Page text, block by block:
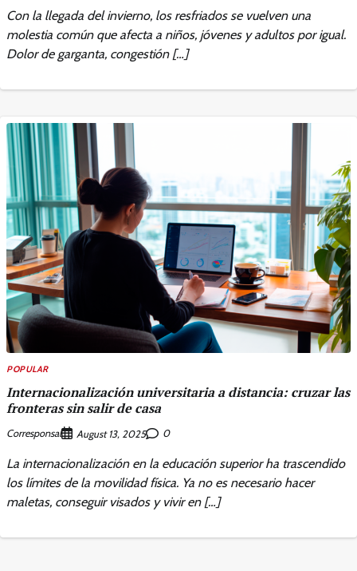
Con la llegada del invierno, los resfriados se vuelven una
molestia común que afecta a niños, jóvenes y adultos por igual.
Dolor de garganta, congestión […]
POPULAR
Internacionalización universitaria a distancia: cruzar las
fronteras sin salir de casa
Corresponsal August 13, 2025 0
La internacionalización en la educación superior ha trascendido
los límites de la movilidad física. Ya no es necesario hacer
maletas, conseguir visados y vivir en […]